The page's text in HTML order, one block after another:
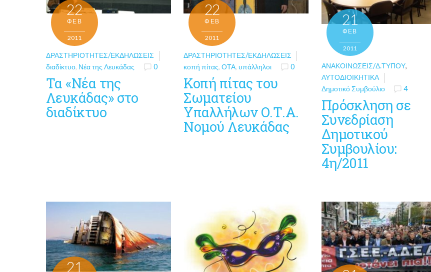
22
ΦΕΒ
2011
ΔΡΑΣΤΗΡΙΌΤΗΤΕΣ/ΕΚΔΗΛΏΣΕΙΣ
διαδίκτυο, Νέα της Λευκάδας 0
Τα «Νέα της
Λευκάδας» στο
διαδίκτυο
22
ΦΕΒ
2011
ΔΡΑΣΤΗΡΙΌΤΗΤΕΣ/ΕΚΔΗΛΏΣΕΙΣ
κοπή πίτας,ΟΤΑ, υπάλληλοι 0
Κοπή πίτας του
Σωματείου
Υπαλλήλων Ο.Τ.Α.
Νομού Λευκάδας
21
ΦΕΒ
2011
ΑΝΑΚΟΙΝΏΣΕΙΣ/Δ.ΤΎΠΟΥ,
ΑΥΤΟΔΙΟΙΚΗΤΙΚΆ
Δημοτικό Συμβούλιο
4
Πρόσκληση σε
Συνεδρίαση
Δημοτικού
Συμβουλίου:
4η/2011
21